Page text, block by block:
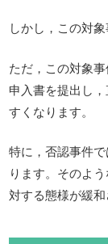
しかし，この対
ただ，この対象
申入書を提出し
すくなります。
特に，否認事件
ります。そのよ
対する態様が緩和